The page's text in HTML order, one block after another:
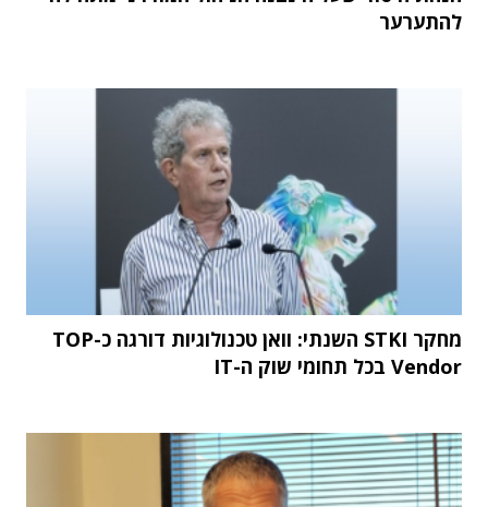
להתערער
מחקר STKI השנתי: וואן טכנולוגיות דורגה כ-TOP
Vendor בכל תחומי שוק ה-IT